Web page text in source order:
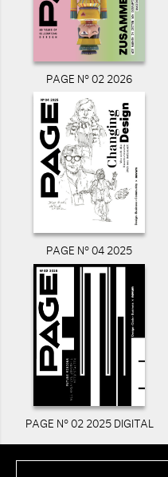
PAGE N° 02 2026
PAGE N° 04 2025
PAGE N° 02 2025 DIGITAL